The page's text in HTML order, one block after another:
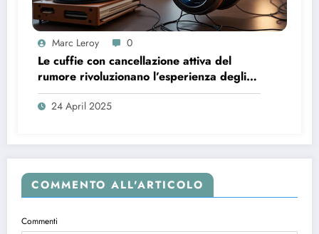
Marc Leroy 0
Le cuffie con cancellazione attiva del
rumore rivoluzionano l’esperienza degli
audiofili più esigenti.
24 April 2025
COMMENTO ALL'ARTICOLO
Commenti